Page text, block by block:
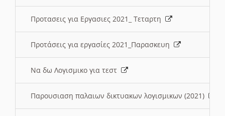
Προτασεις για Εργασιες 2021_ Τεταρτη
Προτάσεις για εργασίες 2021_Παρασκευη
Να δω Λογισμικο για τεστ
Παρουσιαση παλαιων δικτυακων λογισμικων (2021)